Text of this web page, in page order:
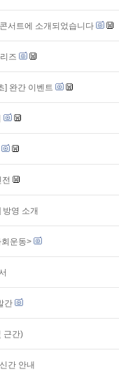
서트에 소개되었습니다
즈
] 완간 이벤트
영 소개
운동>
간
근간)
간 안내